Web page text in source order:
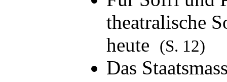
theatralische
heute
(S. 12)
Das